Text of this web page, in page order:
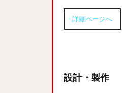
詳細ページへ
設計・製作